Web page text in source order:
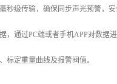
秒级传输，确保同步声光预警，安
，通过PC端或者手机APP对数据
标定重量曲线及报警阀值。